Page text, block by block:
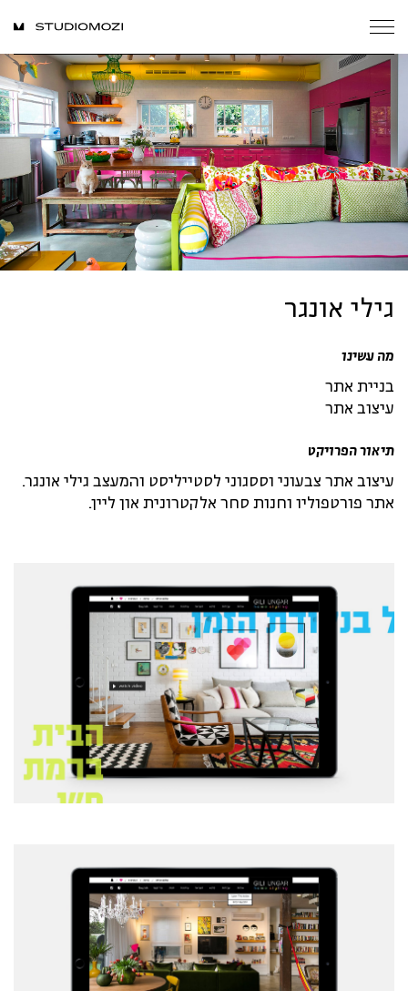
גילי אונגר
מה עשינו
בניית אתר
עיצוב אתר
תיאור הפרויקט
עיצוב אתר צבעוני וססגוני לסטייליסט והמעצב גילי אונגר.
אתר פורטפוליו וחנות סחר אלקטרונית און ליין.